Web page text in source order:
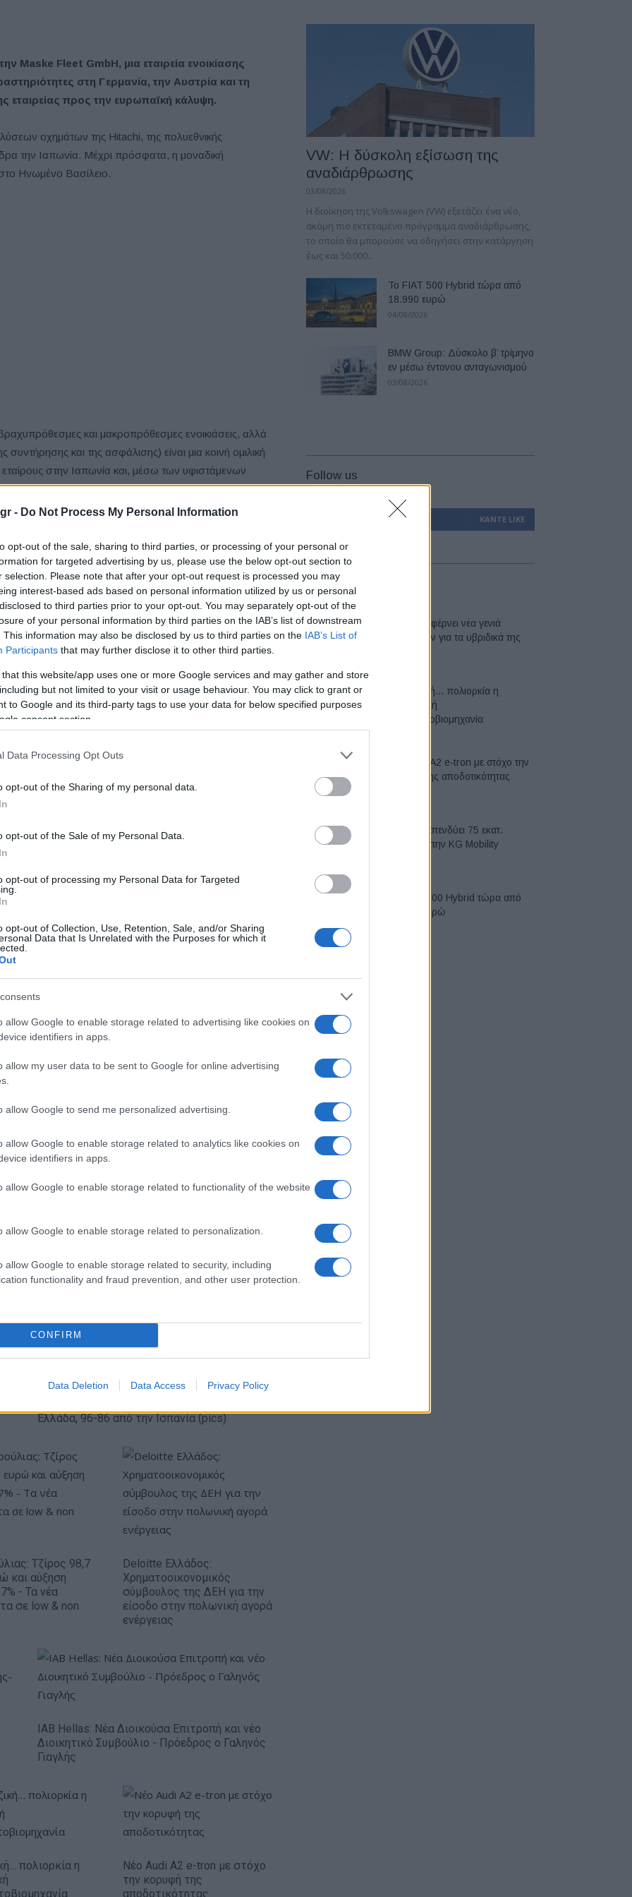
- Do Not Process My Personal Information
opt-out of the sale, sharing to third parties, or processing of your personal or
for targeted advertising by us, please use the below opt-out section to
selection. Please note that after your opt-out request is processed you may
interest-based ads based on personal information utilized by us or personal
to third parties prior to your opt-out. You may separately opt-out of the
of your personal information by third parties on the IAB’s list of downstream
This information may also be disclosed by us to third parties on the IAB’s List of
Participants that may further disclose it to other third parties.
that this website/app uses one or more Google services and may gather and store
but not limited to your visit or usage behaviour. You may click to grant or
to Google and its third-party tags to use your data for below specified purposes
consent section.
Data Processing Opt Outs
opt-out of the Sharing of my personal data.
opt-out of the Sale of my Personal Data.
opt-out of processing my Personal Data for Targeted
opt-out of Collection, Use, Retention, Sale, and/or Sharing
Data that Is Unrelated with the Purposes for which it
allow Google to enable storage related to advertising like cookies on
identifiers in apps.
allow my user data to be sent to Google for online advertising
allow Google to send me personalized advertising.
allow Google to enable storage related to analytics like cookies on
identifiers in apps.
allow Google to enable storage related to functionality of the website
allow Google to enable storage related to personalization.
allow Google to enable storage related to security, including
functionality and fraud prevention, and other user protection.
CONFIRM
Data Deletion Data Access Privacy Policy
την Maske Fleet GmbH, μια εταιρεία ενοικίασης
στη Γερμανία, την Αυστρία και τη
εταιρείας προς την ευρωπαϊκή κάλυψη.
λύσεων οχημάτων της Hitachi, της πολυεθνικής
την Ιαπωνία. Μέχρι πρόσφατα, η μοναδική
Ηνωμένο Βασίλειο.
και μακροπρόθεσμες ενοικιάσεις, αλλά
και της ασφάλισης) είναι μια κοινή ομιλική
στην Ιαπωνία και, μέσω των υφιστάμενων
πρόσφατα στην Ολλανδία και την Πολωνία.
Fleet Europe, η εταιρεία επιδιώκει ενεργά την
λειτουργούσε όχι μόνο στο Ηνωμένο Βασίλειο (ως
Capital Mobility Netherlands) και στην Πολωνία (ως
και Νέου Έτους, η Hitachi Capital Polska ανακοίνωσε
εταιρία διαχείρισης στόλου PCM, με στόχο την
Langzeit-Vermietung).
Capital: “Στη Γερμανία, οι ταξινομήσεις νέων
για πέντε συνεχή έτη, από το 2013, καθιστώντας την
μια χώρα-κλειδί για την ευρωπαϊκή στρατηγική
σε δήλωση σχετικά με την εξαγορά της Maske.
ενοικίασης αυτοκινήτων και LCV και διαχείρισης
την Αυστρία. Η Maske είναι επίσης πρωτοπόρος στην
στόλου που έφερε το Maxus EV80 στη γερμανική αγορά.
εκατομμυρίων ευρώ και περίπου 215 εργαζόμενους,
σε σημαντικές πόλεις της Γερμανίας και της
του Αμβούργου, του Μονάχου, της Κολωνίας, του
φάσμα ευέλικτων προϊόντων και προηγμένων
την αρχική θέση και να εξελιχθεί σε πρωτοπόρο
στη Γερμανία και την Αυστρία. Η Maske έχει μικρή
σημείο εισόδου για την επέκταση της Hitachi
ένα μόνο βήμα της συνεχιζόμενης επέκτασης της
την Ευρώπη. Η πλατφόρμα της έχει ως στόχο να
– όχι μόνο μεγάλες επιχειρήσεις, αλλά και ΜΜΕ και
Ελλάδα, 96-86 από την Ισπανία (pics)
Τζίρος 98,7
και αύξηση
- Τα νέα
σε low & non
Deloitte Ελλάδος:
Χρηματοοικονομικός
σύμβουλος της ΔΕΗ για την
είσοδο στην πολωνική αγορά
ενέργειας
IAB Hellas: Νέα Διοικούσα Επιτροπή και νέο
Διοικητικό Συμβούλιο - Πρόεδρος ο Γαληνός
Γιαγλής
πολιορκία η
Νέο Audi A2 e-tron με στόχο
την κορυφή της
αποδοτικότητας
VW: Η δύσκολη εξίσωση της
αναδιάρθρωσης
03/08/2026
Η διοίκηση της Volkswagen (VW) εξετάζει ένα νέο,
ακόμη πιο εκτεταμένο πρόγραμμα αναδιάρθρωσης,
το οποίο θα μπορούσε να οδηγήσει στην κατάργηση
έως και 50.000...
Το FIAT 500 Hybrid τώρα από
18.990 ευρώ
04/08/2026
BMW Group: Δύσκολο β’ τρίμηνο
εν μέσω έντονου ανταγωνισμού
03/08/2026
Follow us
Υποστηρικτές ΚΆΝΤΕ LIKE
Latest
Η Toyota φέρνει νέα γενιά
μπαταριών για τα υβριδικά της
Σε κινεζική… πολιορκία η
ευρωπαϊκή
αυτοκινητοβιομηχανία
Νέο Audi A2 e-tron με στόχο την
κορυφή της αποδοτικότητας
Η Chery επενδύει 75 εκατ.
δολάρια στην KG Mobility
Το FIAT 500 Hybrid τώρα από
18.990 ευρώ